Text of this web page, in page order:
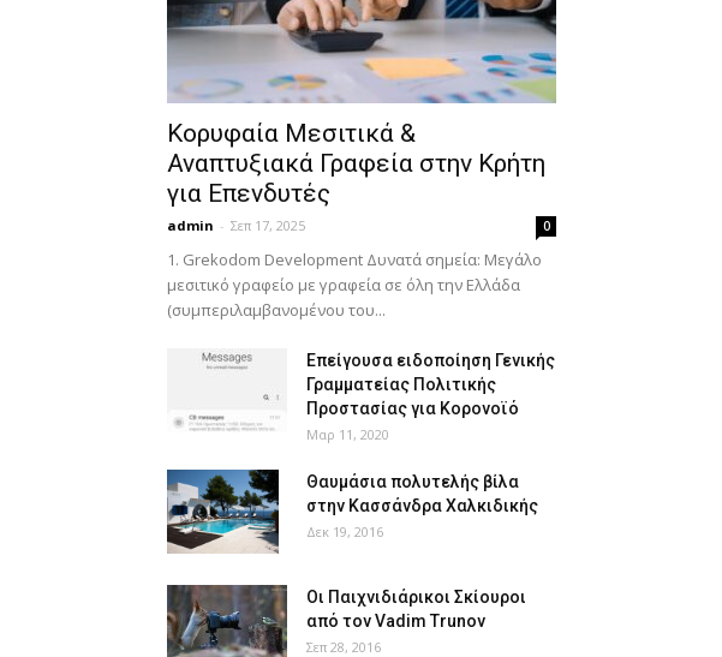
Κορυφαία Μεσιτικά &
Αναπτυξιακά Γραφεία στην Κρήτη
για Επενδυτές
admin - Σεπ 17, 2025 0
1. Grekodom Development Δυνατά σημεία: Μεγάλο
μεσιτικό γραφείο με γραφεία σε όλη την Ελλάδα
(συμπεριλαμβανομένου του...
Επείγουσα ειδοποίηση Γενικής
Γραμματείας Πολιτικής
Προστασίας για Κορονοϊό
Μαρ 11, 2020
Θαυμάσια πολυτελής βίλα
στην Κασσάνδρα Χαλκιδικής
Δεκ 19, 2016
Οι Παιχνιδιάρικοι Σκίουροι
από τον Vadim Trunov
Σεπ 28, 2016